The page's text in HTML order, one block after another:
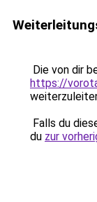
Die von dir
https://
Falls du
du zur